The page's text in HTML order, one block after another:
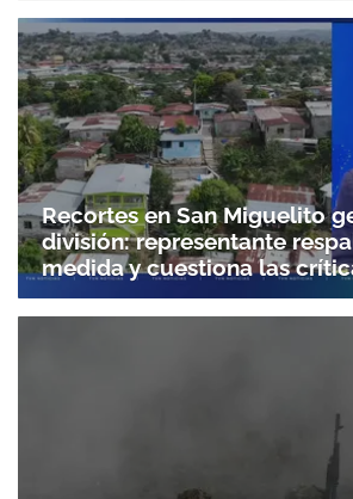
Recortes en San Miguelito
división: representante
medida y cuestiona las